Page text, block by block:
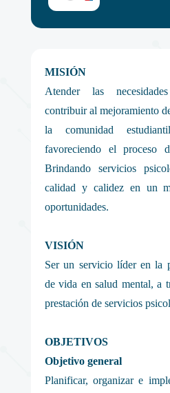
MISIÓN
Atender las
contribuir al mejoramiento
la comunidad
favoreciendo el proceso
Brindando servicios
calidad y calidez en un
oportunidades.
VISIÓN
Ser un servicio líder en la
de vida en salud mental, a
prestación de servicios
OBJETIVOS
Objetivo general
Planificar, organizar e